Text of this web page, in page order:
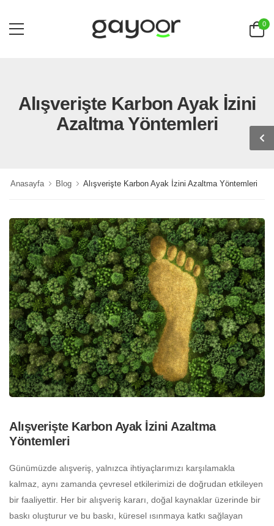
0
Alışverişte Karbon Ayak İzini
Azaltma Yöntemleri
Anasayfa Blog Alışverişte Karbon Ayak İzini Azaltma Yöntemleri
Alışverişte Karbon Ayak İzini Azaltma
Yöntemleri
Günümüzde alışveriş, yalnızca ihtiyaçlarımızı karşılamakla
kalmaz, aynı zamanda çevresel etkilerimizi de doğrudan etkileyen
bir faaliyettir. Her bir alışveriş kararı, doğal kaynaklar üzerinde bir
baskı oluşturur ve bu baskı, küresel ısınmaya katkı sağlayan